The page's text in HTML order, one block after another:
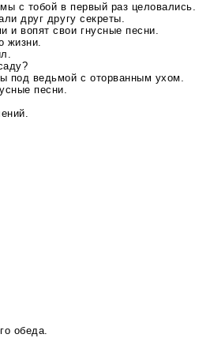
с тобой в первый раз целовались.
друг другу секреты.
и вопят свои гнусные песни.
жизни.
под ведьмой с оторванным ухом.
песни.
обеда.